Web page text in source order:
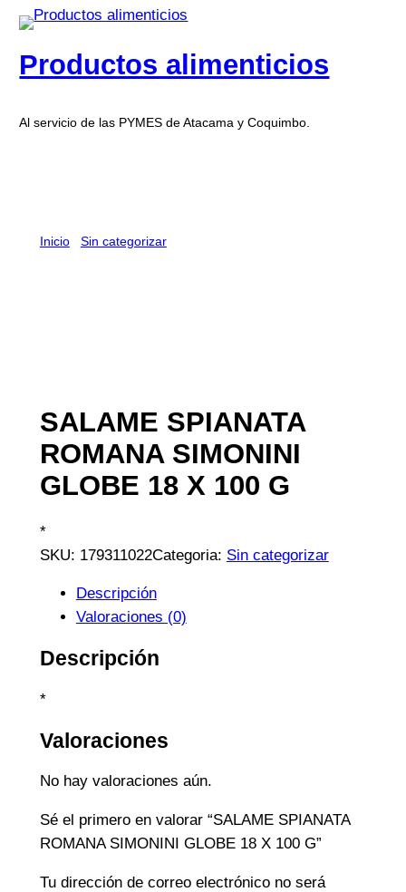
Productos alimenticios
Al servicio de las PYMES de Atacama y Coquimbo.
Inicio/ Sin categorizar/ SALAME SPIANATA ROMANA
SALAME SPIANATA
ROMANA SIMONINI
GLOBE 18 X 100 G
*
SKU: 179311022Categoria: Sin categorizar
Descripción
Valoraciones (0)
Descripción
*
Valoraciones
No hay valoraciones aún.
Sé el primero en valorar “SALAME SPIANATA
ROMANA SIMONINI GLOBE 18 X 100 G”
Tu dirección de correo electrónico no será